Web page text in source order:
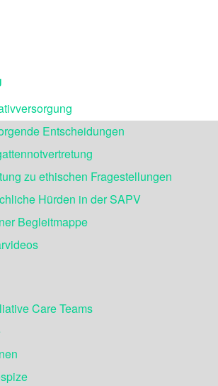
Entscheidungen
zu ethischen Fragestellungen
Hürden in der SAPV
Begleitmappe
Care Teams